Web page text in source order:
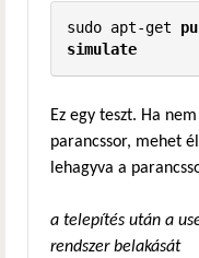
sudo apt-get
simulate
Ez egy teszt. Ha
parancssor, mehet
lehagyva a
a telepítés után a
rendszer belakását